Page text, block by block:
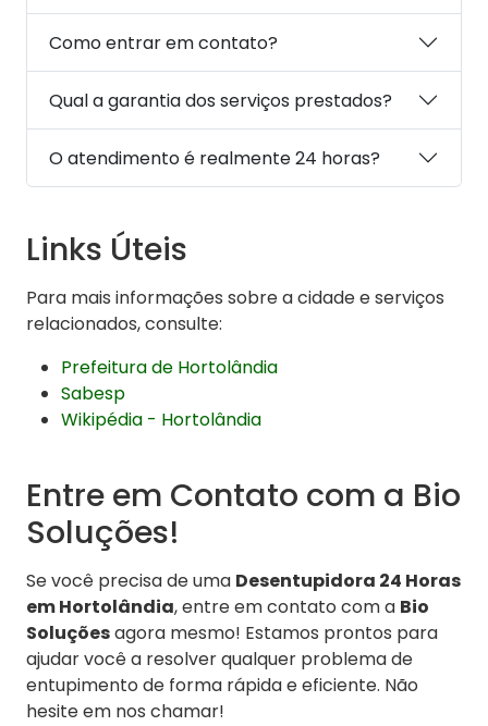
Como entrar em contato?
Qual a garantia dos serviços prestados?
O atendimento é realmente 24 horas?
Links Úteis
Para mais informações sobre a cidade e serviços
relacionados, consulte:
Prefeitura de Hortolândia
Sabesp
Wikipédia - Hortolândia
Entre em Contato com a Bio
Soluções!
Se você precisa de uma Desentupidora 24 Horas
em Hortolândia, entre em contato com a Bio
Soluçõesagora mesmo! Estamos prontos para
ajudar você a resolver qualquer problema de
entupimento de forma rápida e eficiente. Não
hesite em nos chamar!